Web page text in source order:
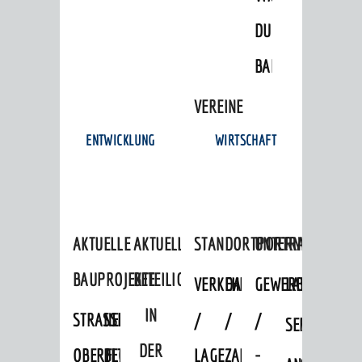
DULGER-
BAD
VEREINE
ENTWICKLUNG
AKTUELLE
BAUPROJEKTE
STRASSENBAUMASSNAHMEN OB
ERFLOCKENBACH
NEUBAU
BETRIEBSGEBÄUDE
AKTUELLE
BETEILIGUNGEN
IN
DER
WIRTSCHAFT
STANDORTPORTRAIT
VERKEHRSANBINDUNG
/
LAGE
DATEN
/
ZAHLEN
UNTERNEHMEN
GEWERBEFLÄCHEN
/
-
© Stadt Weinheim 2026
Einstellungen
Kontakt